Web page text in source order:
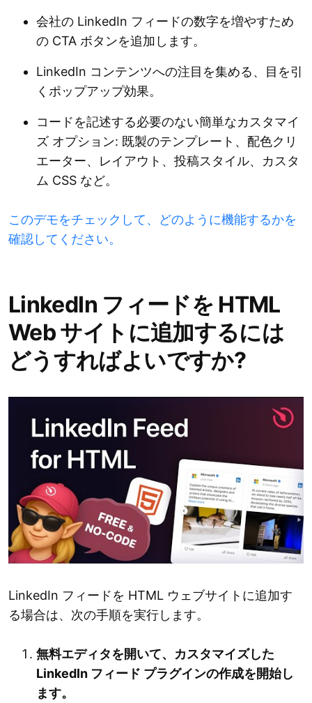
カウントダウン タイマー
会社の LinkedIn フィードの数字を増やすため
の CTA ボタンを追加します。
LinkedIn コンテンツへの注目を集める、目を引
くポップアップ効果。
コードを記述する必要のない簡単なカスタマイ
ズ オプション: 既製のテンプレート、配色クリ
エーター、レイアウト、投稿スタイル、カスタ
ム CSS など。
このデモをチェックして、どのように機能するかを
確認してください。
LinkedIn フィードを HTML
Web サイトに追加するには
どうすればよいですか?
LinkedIn フィードを HTML ウェブサイトに追加す
る場合は、次の手順を実行します。
無料エディタを開いて、カスタマイズした
LinkedIn フィード プラグインの作成を開始し
ます。